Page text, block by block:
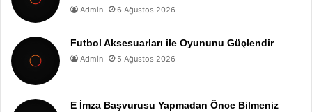
Admin 6 Ağustos 2026
Futbol Aksesuarları ile Oyununu Güçlendir
Admin 5 Ağustos 2026
E İmza Başvurusu Yapmadan Önce Bilmeniz